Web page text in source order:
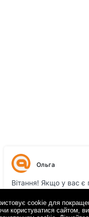
cookie для
користуватися сайтом,